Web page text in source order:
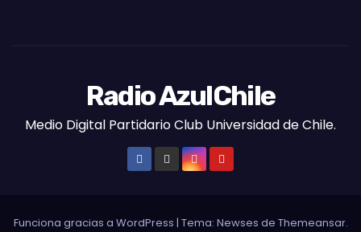
Radio AzulChile
Medio Digital Partidario Club Universidad de Chile.
Funciona gracias a WordPress | Tema: Newses de Themeansar.